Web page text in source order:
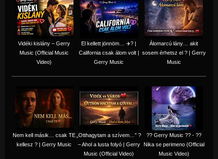
Vidéki kislány – Gerry
Music (Official Music
Video)
El kellett jönnöm… ✈️? |
California csak álom volt |
Gerry Music
Álomarcú lány… akit
sosem érhetsz el ? | Gerry
Music
Nem kell másik… csak TE
kellesz ? | Gerry Music
„Otthagytam a szívem…” ?
– Ahol a lusta folyó | Gerry
Music (Official Video)
?? Gerry Music ?? - ??
Nika se perimeno (Official
Music Video)